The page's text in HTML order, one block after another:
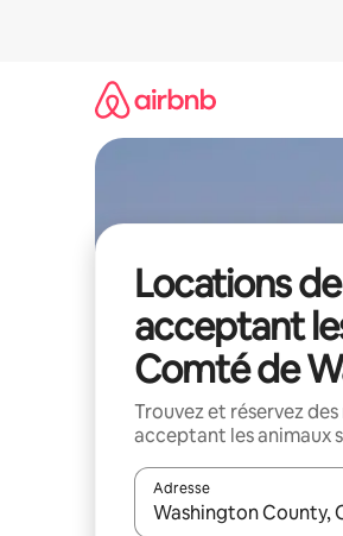
Locations
acceptant
Comté de
Trouvez et réservez
acceptant les animaux
Adresse
Lorsque les résultats